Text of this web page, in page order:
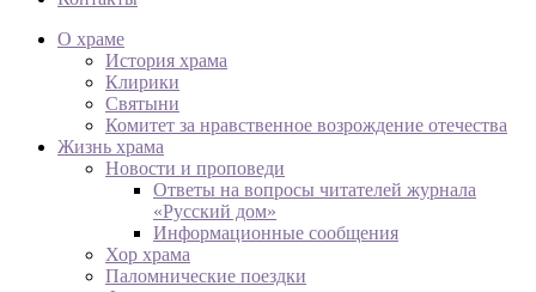
О храме
История храма
Клирики
Святыни
Комитет за нравственное возрождение отечества
Жизнь храма
Новости и проповеди
Ответы на вопросы читателей журнала
«Русский дом»
Информационные сообщения
Хор храма
Паломнические поездки